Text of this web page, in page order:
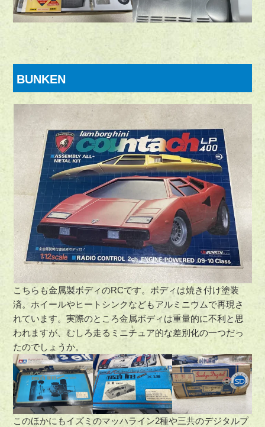
BUNKEN
こちらも金属製ボディのRCです。ボディは焼き付け塗装
済。ホイールやヒートシンクなどもアルミニウムで再現さ
れています。実際のところ金属ボディは重量的に不利と思
われますが、むしろ走るミニチュア的な差別化の一つだっ
たのでしょうか。
このほかにもイズミのマッハライン2種や三共のデジタルプ